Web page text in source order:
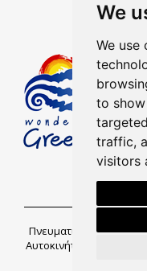
We
We use
to
traffic,
visitors
Πνευματικά
Αυτοκινήτων Κρήτη,